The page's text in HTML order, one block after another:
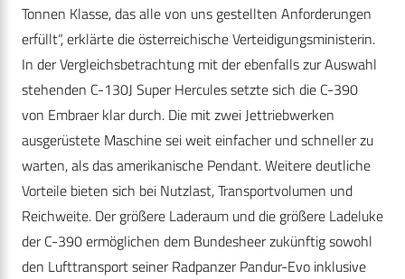
Tonnen Klasse, das alle von uns gestellten Anforderungen
erfüllt“, erklärte die österreichische Verteidigungsministerin.
In der Vergleichsbetrachtung mit der ebenfalls zur Auswahl
stehenden C-130J Super Hercules setzte sich die C-390
von Embraer klar durch. Die mit zwei Jettriebwerken
ausgerüstete Maschine sei weit einfacher und schneller zu
warten, als das amerikanische Pendant. Weitere deutliche
Vorteile bieten sich bei Nutzlast, Transportvolumen und
Reichweite. Der größere Laderaum und die größere Ladeluke
der C-390 ermöglichen dem Bundesheer zukünftig sowohl
den Lufttransport seiner Radpanzer Pandur-Evo inklusive